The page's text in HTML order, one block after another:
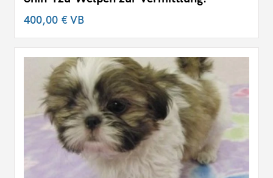
400,00 €VB